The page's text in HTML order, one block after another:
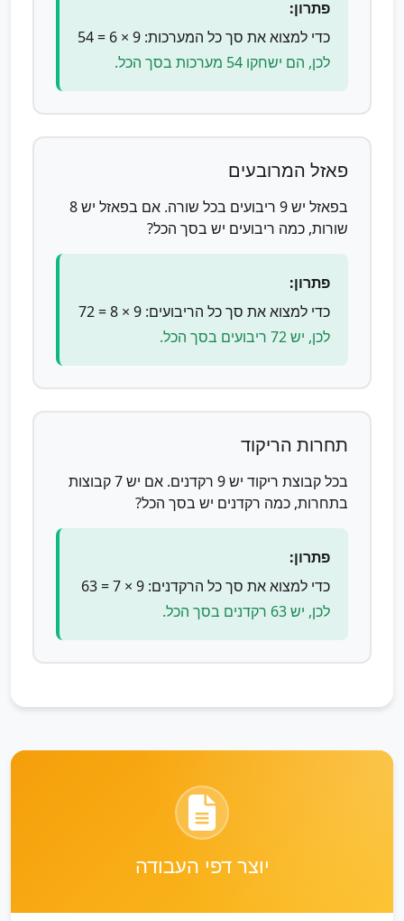
פתרון:
כדי למצוא את סך כל המערכות: 9 × 6 = 54
לכן, הם ישחקו 54 מערכות בסך הכל.
פאזל המרובעים
בפאזל יש 9 ריבועים בכל שורה. אם בפאזל יש 8
שורות, כמה ריבועים יש בסך הכל?
פתרון:
כדי למצוא את סך כל הריבועים: 9 × 8 = 72
לכן, יש 72 ריבועים בסך הכל.
תחרות הריקוד
בכל קבוצת ריקוד יש 9 רקדנים. אם יש 7 קבוצות
בתחרות, כמה רקדנים יש בסך הכל?
פתרון:
כדי למצוא את סך כל הרקדנים: 9 × 7 = 63
לכן, יש 63 רקדנים בסך הכל.
יוצר דפי העבודה